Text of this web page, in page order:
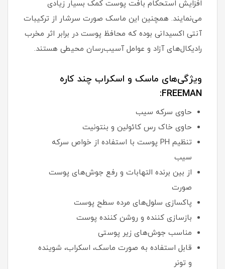
افزایش استحکام بافت پوست کمک بسیار زیادی
می‌نمایند. همچنین این ماسک صورت سرشار از ترکیبات
آنتی اکسیدانی بوده که محافظ پوست در برابر اثر مخرب
رادیکال‌های آزاد و عوامل آسیب‌رسان محیطی هستند.
ویژگی‌های ماسک و اسکراب چند کاره
FREEMAN:
حاوی سرکه سیب
حاوی خاک رس کائولین و بنتونیت
تنظیم PH پوست با استفاده از خواص سرکه
سیب
از بین برنده التهابات و رفع جوش‌های پوست
صورت
پاکسازی سلول‌های مرده سطح پوست
بازسازی کننده و روشن کننده پوست
مناسب جوش‌های زیر پوستی
قابل استفاده به صورت ماسک، اسکراب، شوینده
و تونر